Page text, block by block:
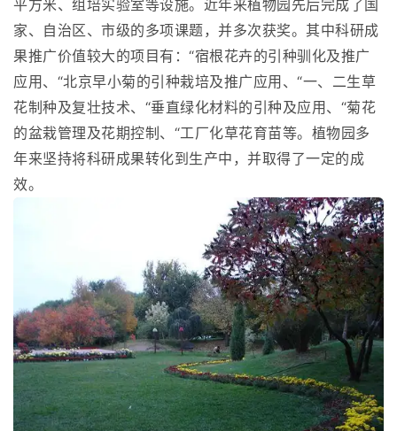
平方米、组培实验室等设施。近年来植物园先后完成了国
家、自治区、市级的多项课题，并多次获奖。其中科研成
果推广价值较大的项目有：“宿根花卉的引种驯化及推广
应用、“北京早小菊的引种栽培及推广应用、“一、二生草
花制种及复壮技术、“垂直绿化材料的引种及应用、“菊花
的盆栽管理及花期控制、“工厂化草花育苗等。植物园多
年来坚持将科研成果转化到生产中，并取得了一定的成
效。